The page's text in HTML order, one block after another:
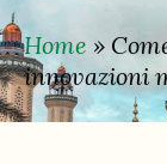
Home »
innovazioni